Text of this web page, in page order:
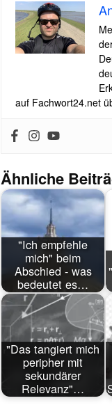
auf Fachwort24.net
Ähnliche
"Ich empfehle
mich" beim
Abschied - was
bedeutet es…
"Das tangiert mich
peripher mit
sekundärer
Relevanz"…